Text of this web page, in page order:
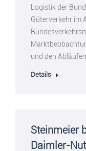
Logistik der
Güterverkehr im
und den
Details
Steinmeier
Daimler-